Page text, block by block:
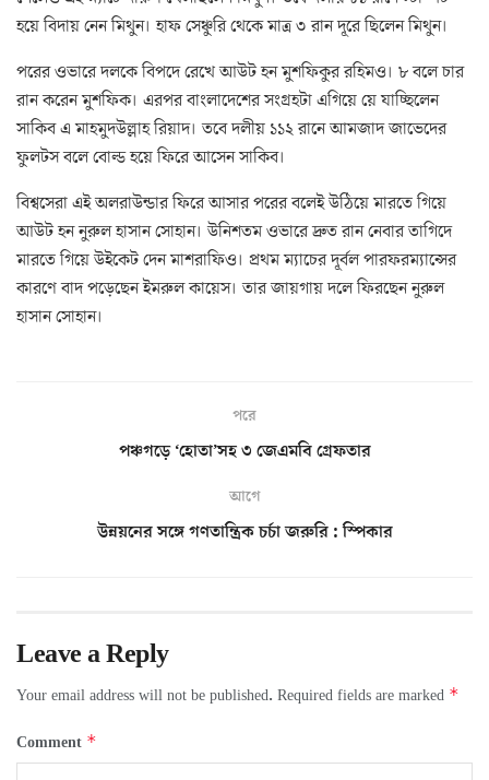
হয়ে বিদায় নেন মিথুন। হাফ সেঞ্চুরি থেকে মাত্র ৩ রান দূরে ছিলেন মিথুন।
পরের ওভারে দলকে বিপদে রেখে আউট হন মুশফিকুর রহিমও। ৮ বলে চার
রান করেন মুশফিক। এরপর বাংলাদেশের সংগ্রহটা এগিয়ে য়ে যাচ্ছিলেন
সাকিব এ মাহমুদউল্লাহ রিয়াদ। তবে দলীয় ১১২ রানে আমজাদ জাভেদের
ফুলটস বলে বোল্ড হয়ে ফিরে আসেন সাকিব।
বিশ্বসেরা এই অলরাউন্ডার ফিরে আসার পরের বলেই উঠিয়ে মারতে গিয়ে
আউট হন নুরুল হাসান সোহান। উনিশতম ওভারে দ্রুত রান নেবার তাগিদে
মারতে গিয়ে উইকেট দেন মাশরাফিও। প্রথম ম্যাচের দূর্বল পারফরম্যান্সের
কারণে বাদ পড়েছেন ইমরুল কায়েস। তার জায়গায় দলে ফিরছেন নুরুল
হাসান সোহান।
পরে
পঞ্চগড়ে ‘হোতা’সহ ৩ জেএমবি গ্রেফতার
আগে
উন্নয়নের সঙ্গে গণতান্ত্রিক চর্চা জরুরি : স্পিকার
Leave a Reply
Your email address will not be published. Required fields are marked *
Comment *